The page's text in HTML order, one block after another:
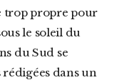
trop propre pour
le soleil du
du Sud se
dans un